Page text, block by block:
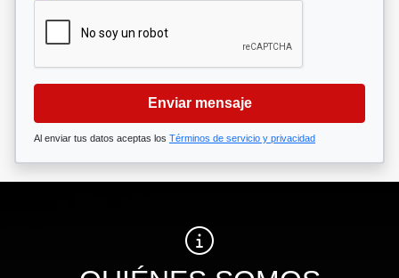
Enviar mensaje
Al enviar tus datos aceptas los Términos de servicio y privacidad